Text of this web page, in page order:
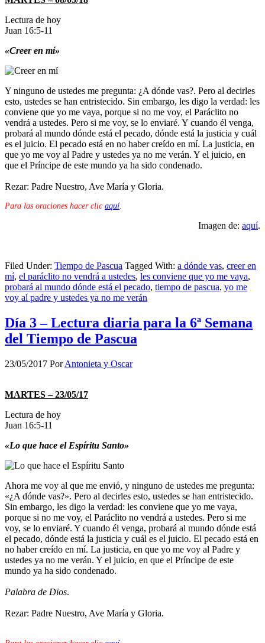
Lectura de hoy
Juan 16:5-11
«Creer en mí»
Y ninguno de ustedes me pregunta: ¿A dónde vas?. Pero al decirles
esto, ustedes se han entristecido. Sin embargo, les digo la verdad: les
conviene que yo me vaya, porque si no me voy, el Paráclito no
vendrá a ustedes. Pero si me voy, se lo enviaré. Y cuando él venga,
probará al mundo dónde está el pecado, dónde está la justicia y cuál
es el juicio. El pecado está en no haber creído en mí. La justicia, en
que yo me voy al Padre y ustedes ya no me verán. Y el juicio, en
que el Príncipe de este mundo ya ha sido condenado.
Rezar: Padre Nuestro, Ave María y Gloria.
Para las oraciones hacer clic aquí.
Imagen de: aquí.
Filed Under: Tiempo de Pascua Tagged With: a dónde vas, creer en
mí, el paráclito no vendrá a ustedes, les conviene que yo me vaya,
probará al mundo dónde está el pecado, tiempo de pascua, yo me
voy al padre y ustedes ya no me verán
Día 3 – Lectura diaria para la 6ª Semana
del Tiempo de Pascua
23/05/2017 PorAntonieta y Oscar
MARTES – 23/05/17
Lectura de hoy
Juan 16:5-11
«Lo que hace el Espíritu Santo»
Ahora me voy al que me envió, y ninguno de ustedes me pregunta:
«¿A dónde vas?». Pero al decirles esto, ustedes se han entristecido.
Sin embargo, les digo la verdad: les conviene que yo me vaya,
porque si no me voy, el Paráclito no vendrá a ustedes. Pero si me
voy, se lo enviaré. Y cuando él venga, probará al mundo dónde está
el pecado, dónde está la justicia y cuál es el juicio. El pecado está en
no haber creído en mí. La justicia, en que yo me voy al Padre y
ustedes ya no me verán. Y el juicio, en que el Príncipe de este
mundo ya ha sido condenado.
Palabra de Dios.
Rezar: Padre Nuestro, Ave María y Gloria.